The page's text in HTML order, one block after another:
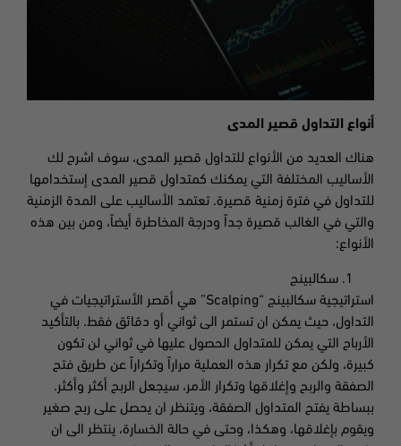
أنواع التداول قصير المدى
هناك العديد من الأنواع للتداول قصير المدى، سوف اشرح لك
الأساليب المختلفة التي يمكنك كمتداول قصير المدى إستخدامها
للتداول في فترة زمنية قصيرة. تعتمد الأساليب على المدة الزمنية
والتي في الغالب قصيرة جداً ودرجة المخاطرة أيضاً، ومن بين هذه
الأنواع:
سكالبينج
استراتيجية سكالبينج “Scalping” هي أقصر الأستراتيجيات في
التداول، حيث يمكن ان تستمر الى ثواني أو دقائق فقط. بالتأكيد
الأرباح التي يمكن للمتداول الحصول عليها في ثواني لن تكون
كبيرة، ولكن مع تكرار هذه العملية مراراً وتكراراً عن طريق فتح
الصفقة والربح وإغلاقها وتكرار الأمر، سيجعل الربح أكثر وأكثر.
ببساطة يفتح المتداول الصفقة، ويتنظر ان يحصل على ربح صغير
ويقوم بإغلاقها، وهكذا، وحتى في حالة الخسارة، ينتظر الى ان